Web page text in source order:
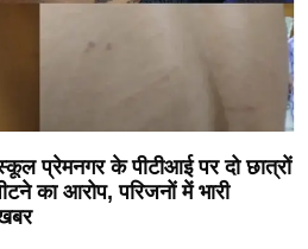
प्रेमनगर के पीटीआई पर दो छात्रों
का आरोप, परिजनों में भारी